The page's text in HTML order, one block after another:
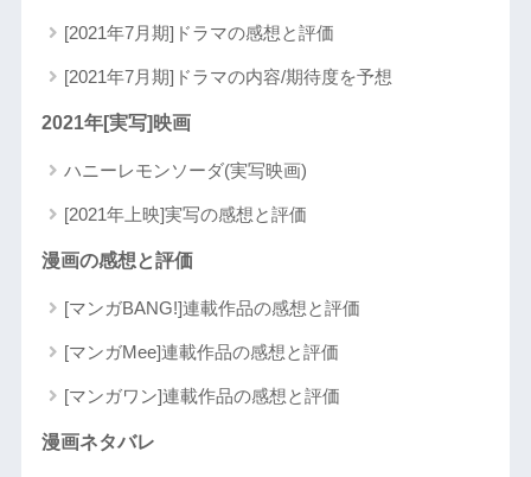
[2021年7月期]ドラマの感想と評価
[2021年7月期]ドラマの内容/期待度を予想
2021年[実写]映画
ハニーレモンソーダ(実写映画)
[2021年上映]実写の感想と評価
漫画の感想と評価
[マンガBANG!]連載作品の感想と評価
[マンガMee]連載作品の感想と評価
[マンガワン]連載作品の感想と評価
漫画ネタバレ